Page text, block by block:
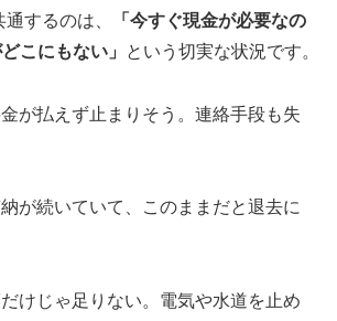
するのは、
「今すぐ現金が必要なの
こにもない」
という切実な状況です。
が払えず止まりそう。連絡手段も失
が続いていて、このままだと退去に
けじゃ足りない。電気や水道を止め